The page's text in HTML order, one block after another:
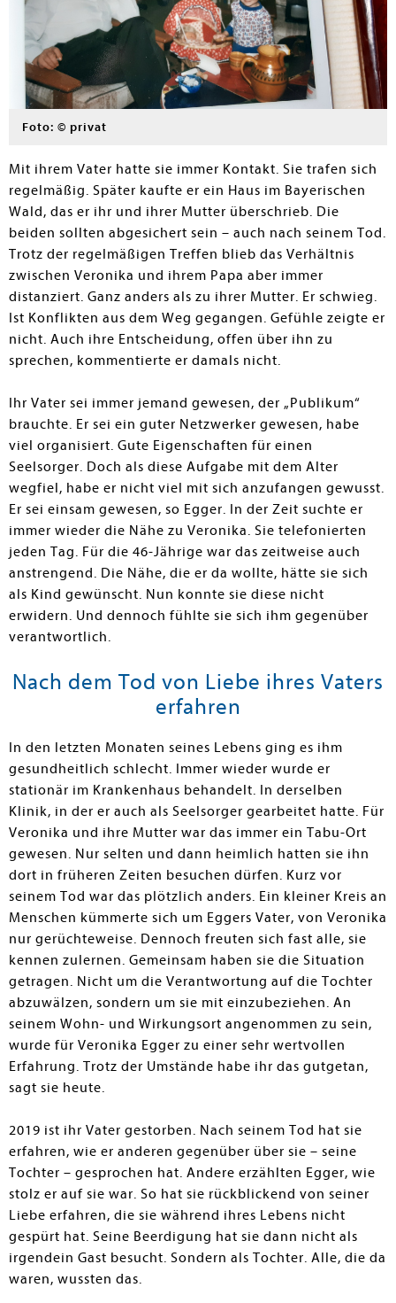
Foto: © privat
Mit ihrem Vater hatte sie immer Kontakt. Sie trafen sich
regelmäßig. Später kaufte er ein Haus im Bayerischen
Wald, das er ihr und ihrer Mutter überschrieb. Die
beiden sollten abgesichert sein – auch nach seinem Tod.
Trotz der regelmäßigen Treffen blieb das Verhältnis
zwischen Veronika und ihrem Papa aber immer
distanziert. Ganz anders als zu ihrer Mutter. Er schwieg.
Ist Konflikten aus dem Weg gegangen. Gefühle zeigte er
nicht. Auch ihre Entscheidung, offen über ihn zu
sprechen, kommentierte er damals nicht.
Ihr Vater sei immer jemand gewesen, der „Publikum“
brauchte. Er sei ein guter Netzwerker gewesen, habe
viel organisiert. Gute Eigenschaften für einen
Seelsorger. Doch als diese Aufgabe mit dem Alter
wegfiel, habe er nicht viel mit sich anzufangen gewusst.
Er sei einsam gewesen, so Egger. In der Zeit suchte er
immer wieder die Nähe zu Veronika. Sie telefonierten
jeden Tag. Für die 46-Jährige war das zeitweise auch
anstrengend. Die Nähe, die er da wollte, hätte sie sich
als Kind gewünscht. Nun konnte sie diese nicht
erwidern. Und dennoch fühlte sie sich ihm gegenüber
verantwortlich.
Nach dem Tod von Liebe ihres Vaters
erfahren
In den letzten Monaten seines Lebens ging es ihm
gesundheitlich schlecht. Immer wieder wurde er
stationär im Krankenhaus behandelt. In derselben
Klinik, in der er auch als Seelsorger gearbeitet hatte. Für
Veronika und ihre Mutter war das immer ein Tabu-Ort
gewesen. Nur selten und dann heimlich hatten sie ihn
dort in früheren Zeiten besuchen dürfen. Kurz vor
seinem Tod war das plötzlich anders. Ein kleiner Kreis an
Menschen kümmerte sich um Eggers Vater, von Veronika
nur gerüchteweise. Dennoch freuten sich fast alle, sie
kennen zulernen. Gemeinsam haben sie die Situation
getragen. Nicht um die Verantwortung auf die Tochter
abzuwälzen, sondern um sie mit einzubeziehen. An
seinem Wohn- und Wirkungsort angenommen zu sein,
wurde für Veronika Egger zu einer sehr wertvollen
Erfahrung. Trotz der Umstände habe ihr das gutgetan,
sagt sie heute.
2019 ist ihr Vater gestorben. Nach seinem Tod hat sie
erfahren, wie er anderen gegenüber über sie – seine
Tochter – gesprochen hat. Andere erzählten Egger, wie
stolz er auf sie war. So hat sie rückblickend von seiner
Liebe erfahren, die sie während ihres Lebens nicht
gespürt hat. Seine Beerdigung hat sie dann nicht als
irgendein Gast besucht. Sondern als Tochter. Alle, die da
waren, wussten das.